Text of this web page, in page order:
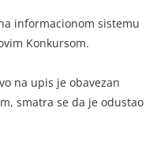
informacionom sistemu
Konkursom.
na upis je obavezan
smatra se da je odustao